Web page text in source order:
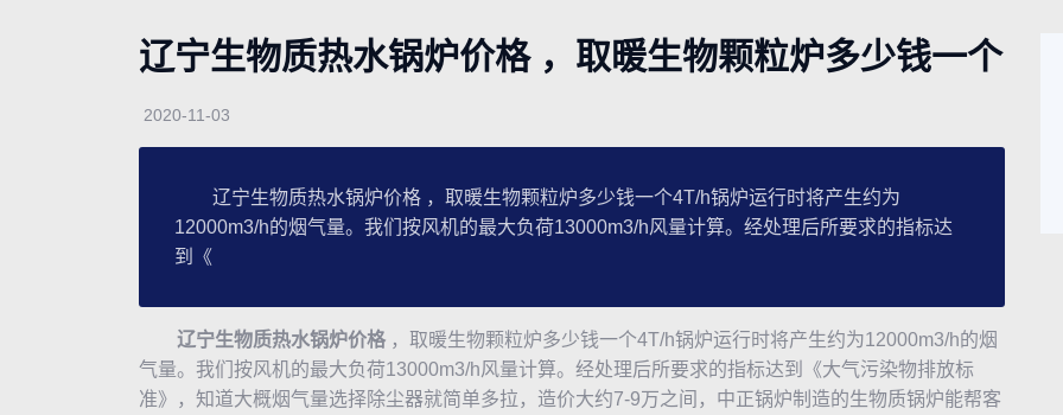
辽宁生物质热水锅炉价格 ，取暖生物颗粒炉多少钱一个
2020-11-03
辽宁生物质热水锅炉价格 ，取暖生物颗粒炉多少钱一个4T/h锅炉运行时将产生约为
12000m3/h的烟气量。我们按风机的最大负荷13000m3/h风量计算。经处理后所要求的指标达
到《
辽宁生物质热水锅炉价格 ，取暖生物颗粒炉多少钱一个4T/h锅炉运行时将产生约为12000m3/h的烟
气量。我们按风机的最大负荷13000m3/h风量计算。经处理后所要求的指标达到《大气污染物排放标
准》，知道大概烟气量选择除尘器就简单多拉，造价大约7-9万之间， 中正锅炉制造的生物质锅炉能帮客